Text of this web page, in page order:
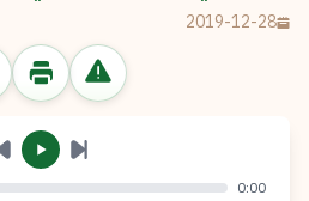
2019-12-28
الرسالة
0:00